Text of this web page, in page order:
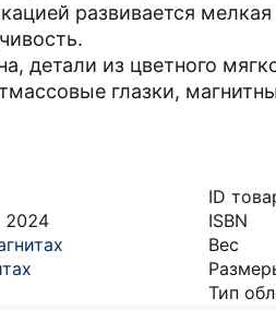
развивается
детали из цветного
глазки,
2024
ID
ISBN
Вес
Тип